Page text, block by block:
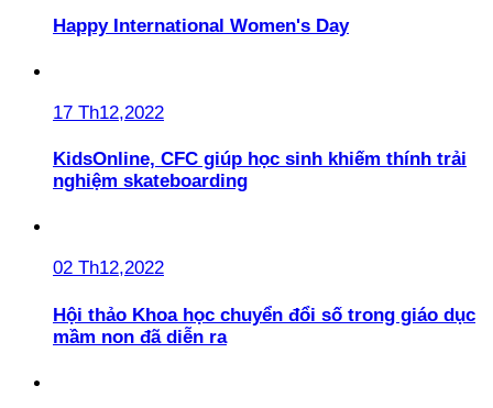
Happy International Women's Day
17 Th12,2022
KidsOnline, CFC giúp học sinh khiếm thính trải
nghiệm skateboarding
02 Th12,2022
Hội thảo Khoa học chuyển đổi số trong giáo dục
mầm non đã diễn ra